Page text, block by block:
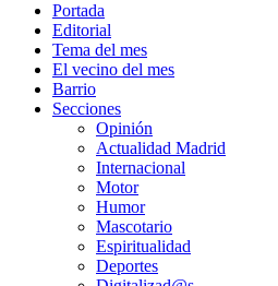
Portada
Editorial
Tema del mes
El vecino del mes
Barrio
Secciones
Opinión
Actualidad Madrid
Internacional
Motor
Humor
Mascotario
Espiritualidad
Deportes